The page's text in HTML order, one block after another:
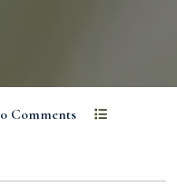
0 Comments